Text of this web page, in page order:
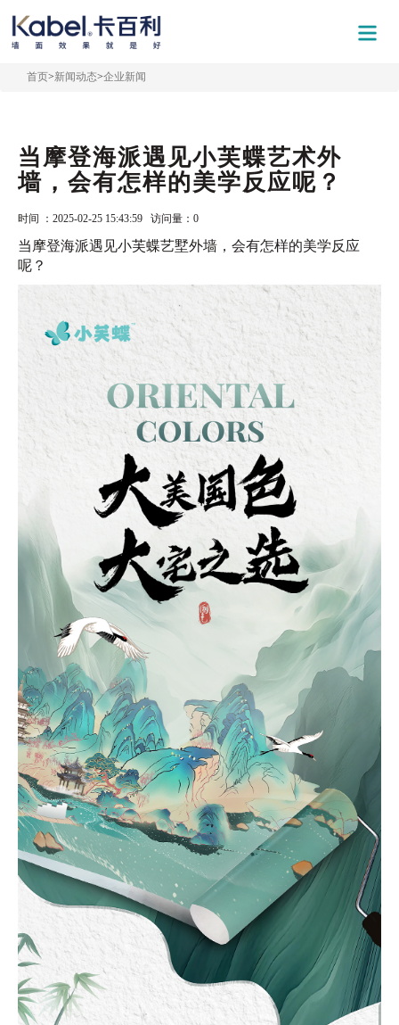
首页>新闻动态>企业新闻
当摩登海派遇见小芙蝶艺术外
墙，会有怎样的美学反应呢？
时间 ：2025-02-25 15:43:59 访问量： 0
当摩登海派遇见小芙蝶艺墅外墙，会有怎样的美学反应
呢？